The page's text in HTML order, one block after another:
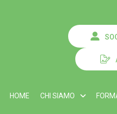
HOME CHI SIAMO